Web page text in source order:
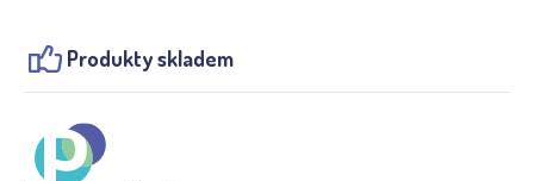
Produkty skladem